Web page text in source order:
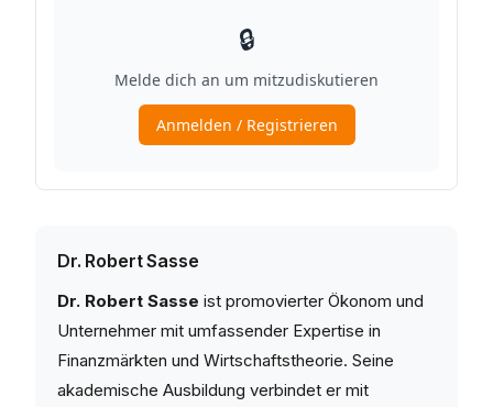
Dr. Robert Sasse
Dr. Robert Sasse ist promovierter Ökonom und
Unternehmer mit umfassender Expertise in
Finanzmärkten und Wirtschaftstheorie. Seine
akademische Ausbildung verbindet er mit